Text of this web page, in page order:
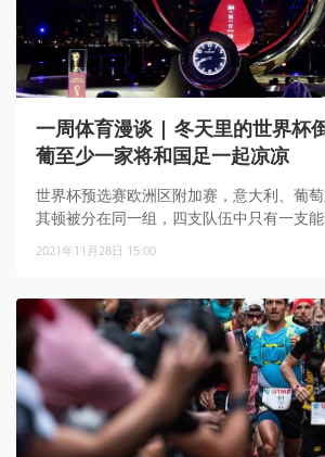
一周体育漫谈 | 冬天里的世界杯
葡至少一家将和国足一起凉凉
世界杯预选赛欧洲区附加赛，意大利、葡
其顿被分在同一组，四支队伍中只有一支能
2021年11月28日 15:00